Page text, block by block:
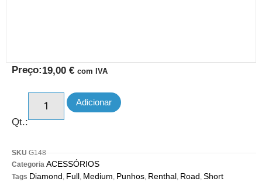
Preço:19,00 € com IVA
Qt.:
Adicionar
SKU G148
Categoria ACESSÓRIOS
Tags Diamond, Full, Medium, Punhos, Renthal, Road, Short